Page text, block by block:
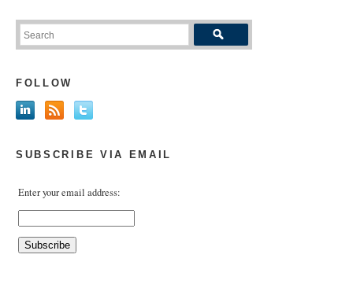
FOLLOW
SUBSCRIBE VIA EMAIL
Enter your email address: